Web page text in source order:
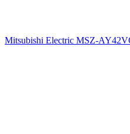
Mitsubishi Electric MSZ-